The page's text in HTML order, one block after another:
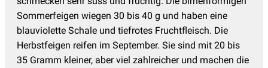
Sommerfeigen wiegen 30 bis 40 g und haben eine
blauviolette Schale und tiefrotes Fruchtfleisch. Die
Herbstfeigen reifen im September. Sie sind mit 20 bis
35 Gramm kleiner, aber viel zahlreicher und machen die